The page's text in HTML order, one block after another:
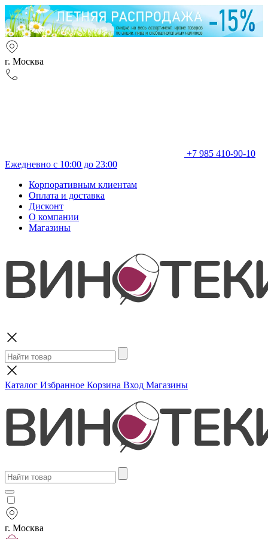
г. Москва
+7 985 410-90-10
Ежедневно с 10:00 до 23:00
Корпоративным клиентам
Оплата и доставка
Дисконт
О компании
Магазины
Каталог Избранное Корзина Вход Магазины
г. Москва